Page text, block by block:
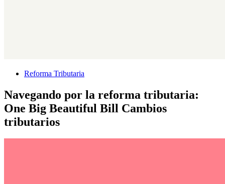
Reforma Tributaria
Navegando por la reforma tributaria:
One Big Beautiful Bill Cambios
tributarios